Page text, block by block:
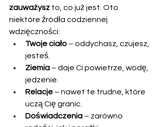
zauważysz to, co już jest. Oto
niektóre źródła codziennej
wdzięczności:
Twoje ciało – oddychasz, czujesz,
jesteś.
Ziemia – daje Ci powietrze, wodę,
jedzenie.
Relacje – nawet te trudne, które
uczą Cię granic.
Doświadczenia – zarówno